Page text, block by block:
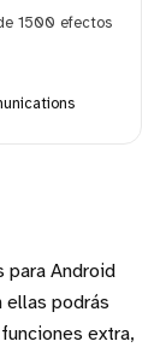
1500 efectos
para Android
ellas podrás
extra,